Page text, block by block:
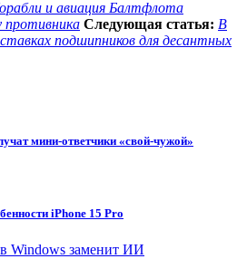
и авиация Балтфлота
противника Следующая статья: В
подшипников для десантных
мини-ответчики «свой-чужой»
iPhone 15 Pro